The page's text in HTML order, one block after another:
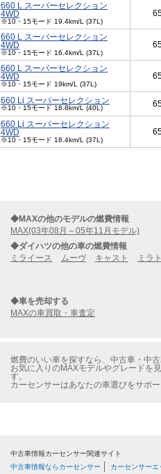
660 L スーパーセレクション
4WD
※10・15モード 19.4km/L (37L)
660 L スーパーセレクション
4WD
※10・15モード 16.4km/L (37L)
660 L スーパーセレクション
4WD
※10・15モード 19km/L (37L)
660 Li スーパーセレクション
※10・15モード 18.8km/L (40L)
660 Li スーパーセレクション
4WD
※10・15モード 16.4km/L (37L)
◆MAXの他のモデルの燃費情報
MAX(03年08月～05年11月モデル)
◆ダイハツの他の車の燃費情報
ミライース
ムーヴ キャスト ミラ
◆車を売却する
MAXの車買取・車査定
燃費のいい車を探すなら、中古車・中
お気に入りのMAXモデルやグレードを
す。
カーセンサーはあなたの車選びをサポー
中古車情報カーセンサー関連サイト
中古車情報ならカーセンサー
カーセンサー